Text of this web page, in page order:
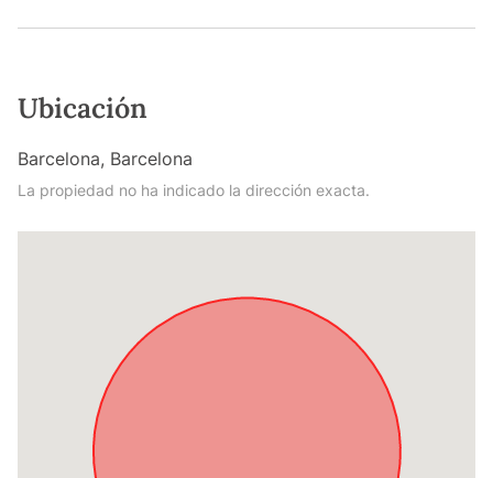
Ubicación
Barcelona, Barcelona
La propiedad no ha indicado la dirección exacta.